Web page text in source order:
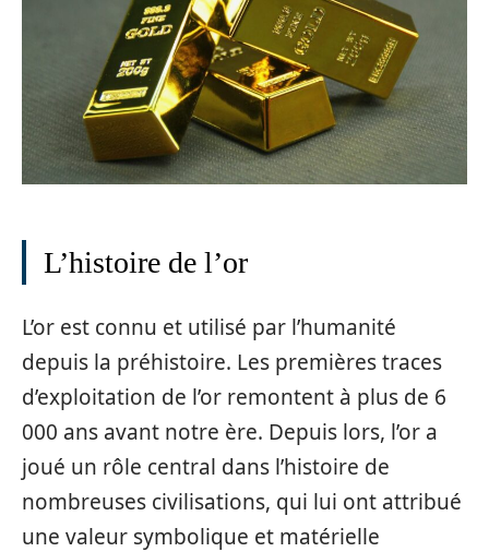
L’histoire de l’or
L’or est connu et utilisé par l’humanité
depuis la préhistoire. Les premières traces
d’exploitation de l’or remontent à plus de 6
000 ans avant notre ère. Depuis lors, l’or a
joué un rôle central dans l’histoire de
nombreuses civilisations, qui lui ont attribué
une valeur symbolique et matérielle